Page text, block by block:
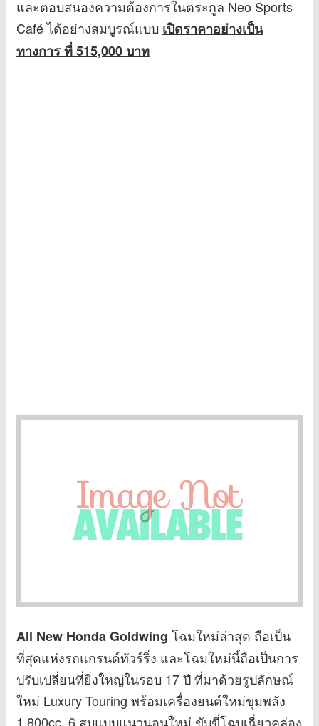
และตอบสนองความต้องการในตระกูล Neo Sports
Café ได้อย่างสมบูรณ์แบบ เปิดราคาอย่างเป็น
ทางการ ที่ 515,000 บาท
All New Honda Goldwing โฉมใหม่ล่าสุด ถือเป็น
ที่สุดแห่งรถแกรนด์ทัวร์ริ่ง และโฉมใหม่นี้ถือเป็นการ
ปรับเปลี่ยนที่ยิ่งใหญ่ในรอบ 17 ปี ที่มาด้วยรูปลักษณ์
ใหม่ Luxury Touring พร้อมเครื่องยนต์ใหม่ขุมพลัง
1,800cc. 6 สูบแบบแนวนอนใหม่ ขับขี่โฉบเฉี่ยวคล่อง